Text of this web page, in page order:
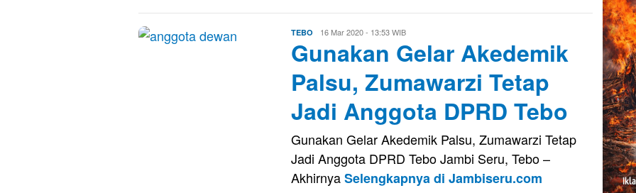
TEBO Eri16 Mar 2020 - 13:53 WIB
Gunakan Gelar Akedemik
Palsu, Zumawarzi Tetap
Jadi Anggota DPRD Tebo
Gunakan Gelar Akedemik Palsu, Zumawarzi Tetap
Jadi Anggota DPRD Tebo Jambi Seru, Tebo –
AkhirnyaSelengkapnya di Jambiseru.com